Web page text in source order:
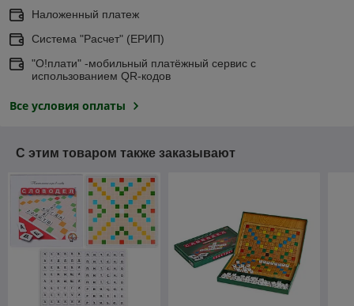
Наложенный платеж
Система "Расчет" (ЕРИП)
"О!плати" -мобильный платёжный сервис с
использованием QR-кодов
Все условия оплаты
С этим товаром также заказывают